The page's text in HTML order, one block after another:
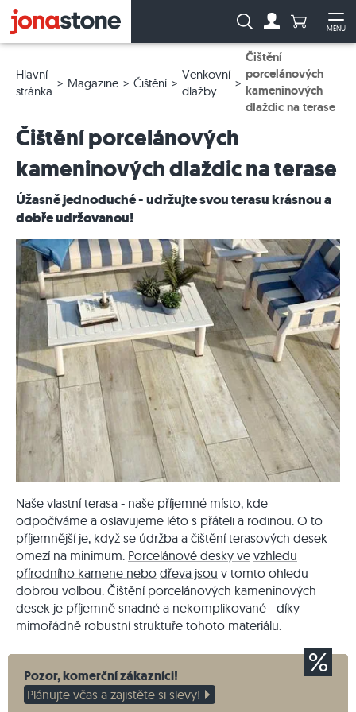
MENU
Vyhledávání:Počet
Hlavní
stránka
Magazine Čištění
Venkovní
dlažby
Čištění
porcelánových
kameninových
dlaždic na terase
Čištění porcelánových
kameninových dlaždic na terase
Úžasně jednoduché - udržujte svou terasu krásnou a
dobře udržovanou!
Naše vlastní terasa - naše příjemné místo, kde
odpočíváme a oslavujeme léto s přáteli a rodinou. O to
příjemnější je, když se údržba a čištění terasových desek
omezí na minimum. Porcelánové desky ve vzhledu
přírodního kamene nebo dřeva jsou v tomto ohledu
dobrou volbou. Čištění porcelánových kameninových
desek je příjemně snadné a nekomplikované - díky
mimořádně robustní struktuře tohoto materiálu.
Pozor, komerční zákazníci!
Plánujte včas a zajistěte si slevy!